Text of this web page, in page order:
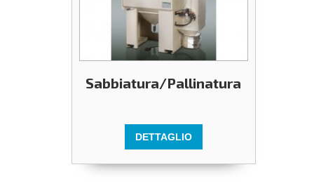
Sabbiatura/Pallinatura
DETTAGLIO